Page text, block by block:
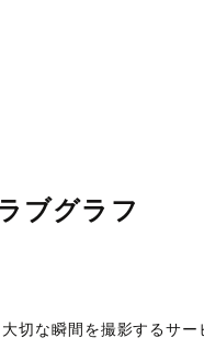
ブグラフ
切な瞬間を撮影するサー